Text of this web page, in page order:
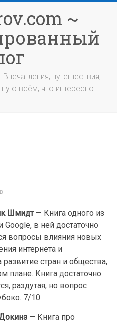
~
путешествия,
о всём, что интересно.
Шмидт— Книга одного из
в ней достаточно
вопросы влияния новых
интернета и
стран и общества,
плане. Книга достаточно
раздутая, но вопрос
7/10
— Книга про